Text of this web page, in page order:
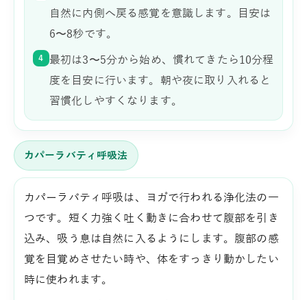
自然に内側へ戻る感覚を意識します。目安は
6〜8秒です。
4
最初は3〜5分から始め、慣れてきたら10分程
度を目安に行います。朝や夜に取り入れると
習慣化しやすくなります。
カパーラバティ呼吸法
カパーラバティ呼吸は、ヨガで行われる浄化法の一
つです。短く力強く吐く動きに合わせて腹部を引き
込み、吸う息は自然に入るようにします。腹部の感
覚を目覚めさせたい時や、体をすっきり動かしたい
時に使われます。